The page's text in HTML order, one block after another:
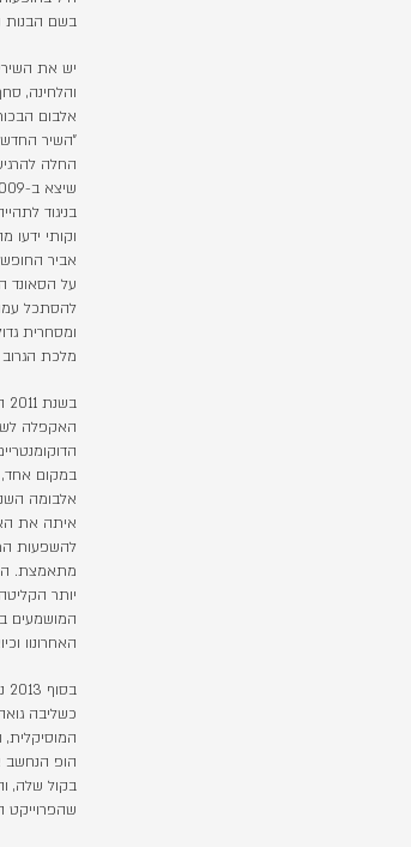
בשם הבנות
אלבום
החלה
שיצא ב-2009.
בניגוד
וקותי ידעו
אביר
על הסאונד
להסתכל
ומסחרית
מלכת
האקפלה
במקום אחד,
אלבומה
איתה את
להשפעות
מתאמצת.
יותר
המושמעים
האחרונוו
בסוף 2013 נולד לקרולינה בנה הבכור והיא פינתה את זמנה לאהבה הגדולה החדשה בחייה.
כשליבה
הופ הנחשב
בקול שלה,
שהפרוייקט